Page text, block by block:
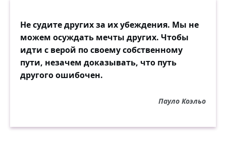
Не судите других за их убеждения. Мы не
можем осуждать мечты других. Чтобы
идти с верой по своему собственному
пути, незачем доказывать, что путь
другого ошибочен.
Пауло Коэльо